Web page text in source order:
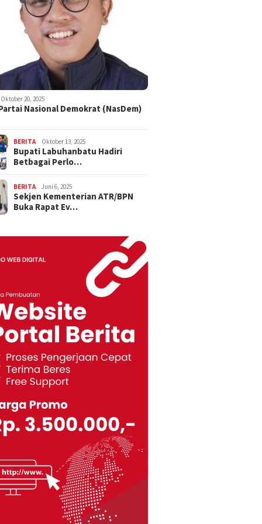
Oktober 20, 2025
Nasional Demokrat (NasDem)
BERITA Oktober 13, 2025
Bupati Labuhanbatu Hadiri
Betbagai Perlo…
BERITA Juni 6, 2025
Sekjen Kementerian ATR/BPN
Buka Rapat Ev…